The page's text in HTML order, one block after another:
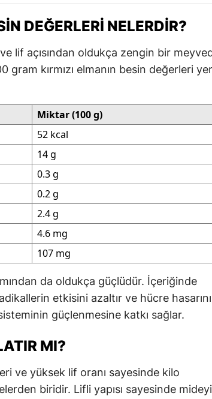
DEĞERLERI NELERDIR?
lif açısından oldukça zengin bir
gram kırmızı elmanın besin değerleri yer
Miktar (100 g)
52 kcal
14 g
0.3 g
0.2 g
2.4 g
4.6 mg
107 mg
da oldukça güçlüdür. İçeriğinde
etkisini azaltır ve hücre hasarını
güçlenmesine katkı sağlar.
MI?
ve yüksek lif oranı sayesinde kilo
biridir. Lifli yapısı sayesinde mideyi